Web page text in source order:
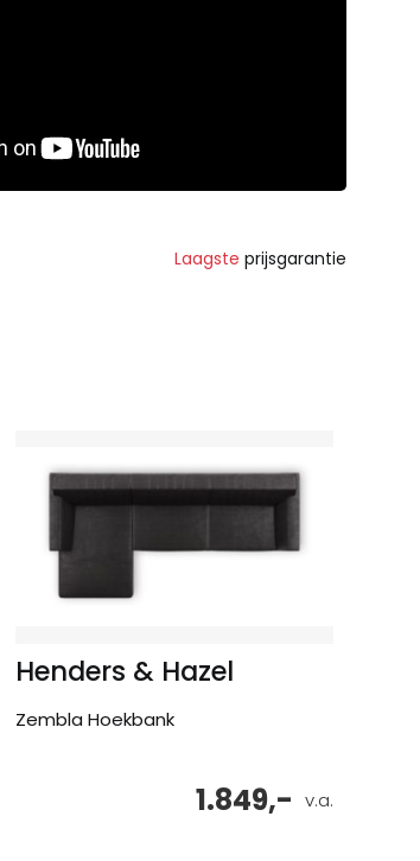
Laagste prijsgarantie
Henders & Hazel
Zembla Hoekbank
v.a.
1.849,-